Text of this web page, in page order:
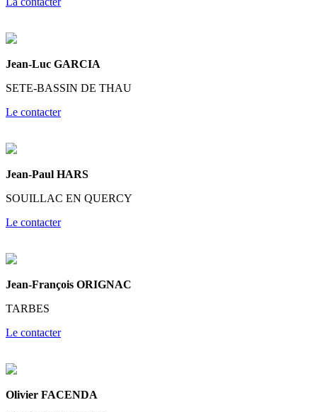
Jean-Luc GARCIA
SETE-BASSIN DE THAU
Le contacter
Jean-Paul HARS
SOUILLAC EN QUERCY
Le contacter
Jean-François ORIGNAC
TARBES
Le contacter
Olivier FACENDA